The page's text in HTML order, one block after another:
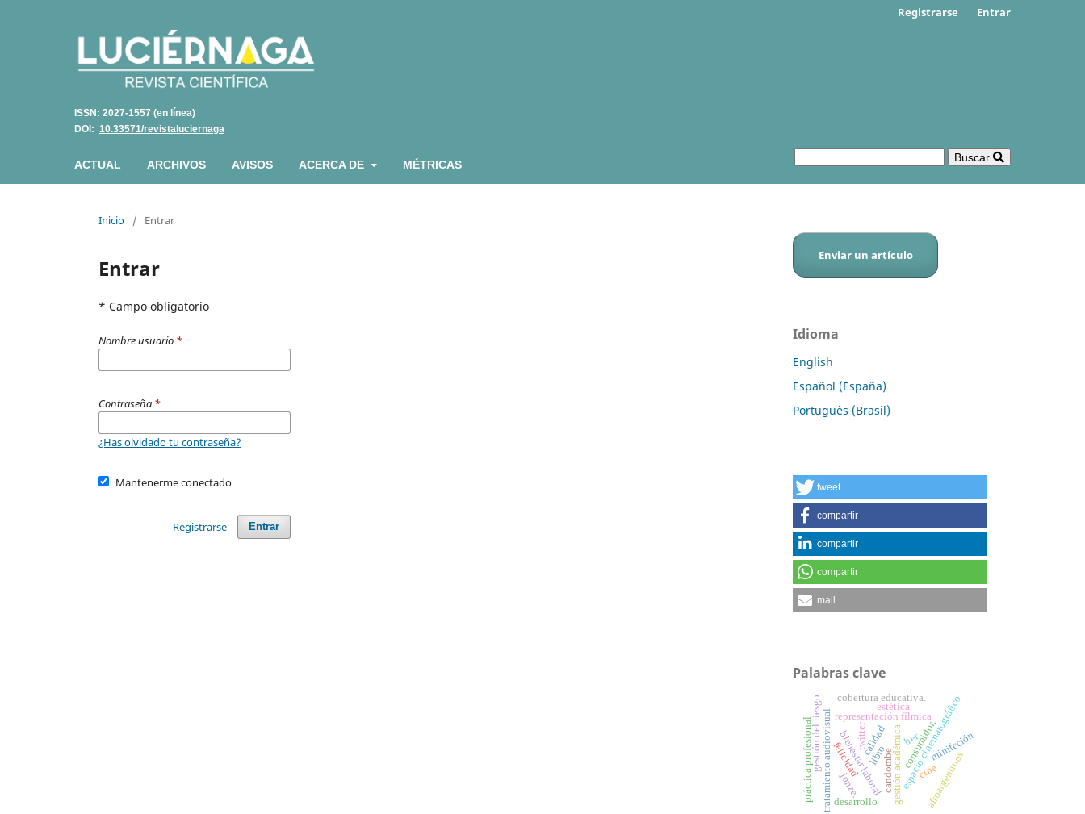
ISSN: 2027-1557 (en línea)
DOI: 10.33571/revistaluciernaga
ACTUAL ARCHIVOS AVISOS ACERCA DE MÉTRICAS
Buscar
Registrarse Entrar
Inicio / Entrar
Entrar
* Campo obligatorio
Nombre usuario *
Contraseña *
¿Has olvidado tu contraseña?
Mantenerme conectado
Entrar
Registrarse
Enviar un artículo
Idioma
English
Español (España)
Português (Brasil)
tweet
compartir
compartir
compartir
mail
Palabras clave
cine
gestión académicaespacio cinematográfico
representación fílmica
estética.
tratamiento audiovisual
cobertura educativa.
calidad
bienestar laboral minifcción
desarrollo
gestión del riesgo candombe
consumidor.
felicidad afroargentinos
her
jonze.
twitter
libro
práctica profesional